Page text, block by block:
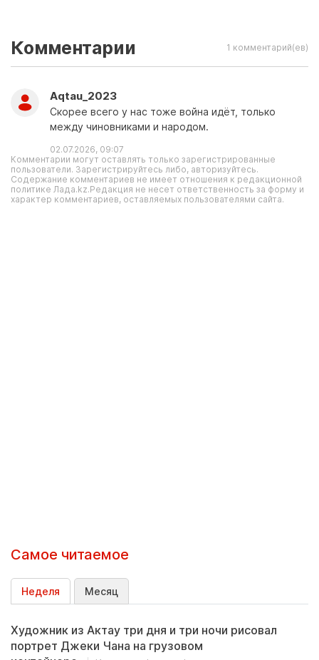
Комментарии 1 комментарий(ев)
Aqtau_2023
Скорее всего у нас тоже война идёт, только
между чиновниками и народом.
02.07.2026, 09:07
Комментарии могут оставлять только зарегистрированные
пользователи. Зарегистрируйтесь либо, авторизуйтесь.
Содержание комментариев не имеет отношения к редакционной
политике Лада.kz.Редакция не несет ответственность за форму и
характер комментариев, оставляемых пользователями сайта.
Самое читаемое
Неделя Месяц
Художник из Актау три дня и три ночи рисовал
портрет Джеки Чана на грузовом